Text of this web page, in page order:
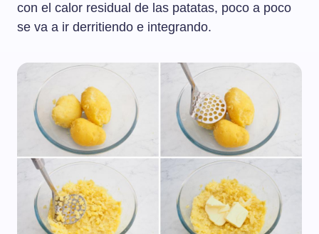
con el calor residual de las patatas, poco a poco
se va a ir derritiendo e integrando.